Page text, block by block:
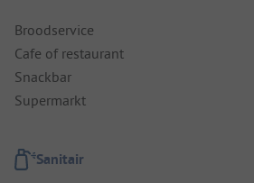
Broodservice
Cafe of restaurant
Snackbar
Supermarkt
Sanitair